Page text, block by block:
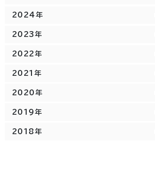
2024年
2023年
2022年
2021年
2020年
2019年
2018年